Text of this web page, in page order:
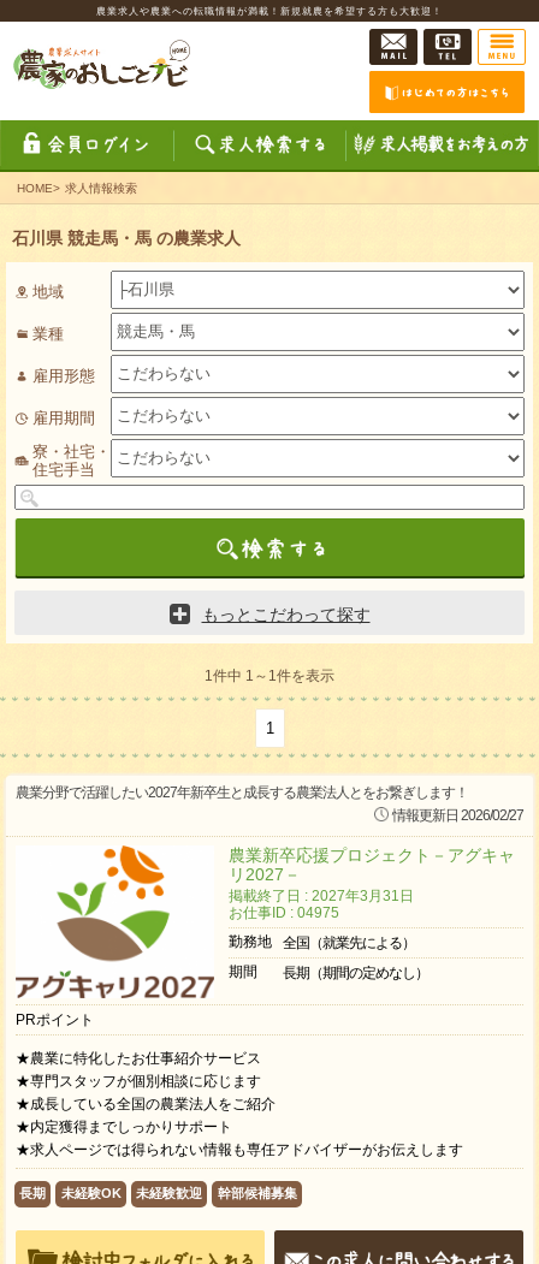
農業求人や農業への転職情報が満載！新規就農を希望する方も大歓迎！
HOME> 求人情報検索
石川県 競走馬・馬 の農業求人
地域
業種
雇用形態
雇用期間
寮・社宅・
住宅手当
もっとこだわって探す
1件中 1～1件を表示
1
農業分野で活躍したい2027年新卒生と成長する農業法人とをお繋ぎします！
情報更新日 2026/02/27
農業新卒応援プロジェクト－アグキャ
リ2027－
掲載終了日 : 2027年3月31日
お仕事ID : 04975
勤務地
全国（就業先による）
期間
長期（期間の定めなし）
PRポイント
★農業に特化したお仕事紹介サービス
★専門スタッフが個別相談に応じます
★成長している全国の農業法人をご紹介
★内定獲得までしっかりサポート
★求人ページでは得られない情報も専任アドバイザーがお伝えします
長期 未経験OK 未経験歓迎 幹部候補募集